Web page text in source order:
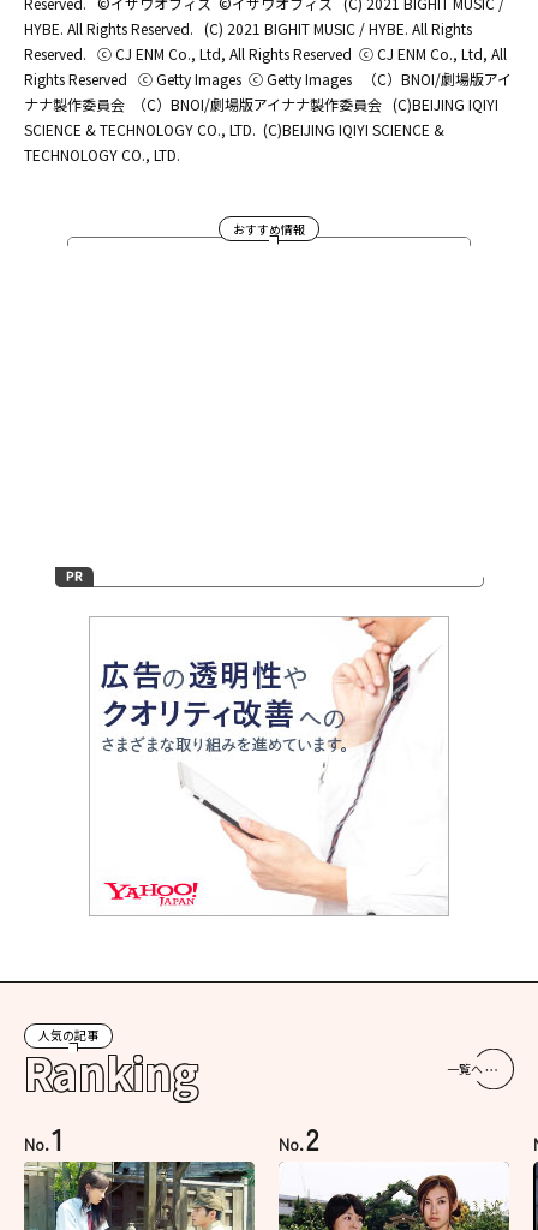
HYBE. All Rights Reserved. (C) 2021 BIGHIT MUSIC / HYBE. All Rights
Reserved. ⓒ CJ ENM Co., Ltd, All Rights Reserved ⓒ CJ ENM Co., Ltd, All
Rights Reserved ⓒ Getty Images ⓒ Getty Images
（C）BNOI/劇場版アイ
ナナ製作委員会
（C）BNOI/劇場版アイナナ製作委員会 (C)BEIJING IQIYI
SCIENCE & TECHNOLOGY CO., LTD. (C)BEIJING IQIYI SCIENCE &
TECHNOLOGY CO., LTD.
おすすめ情報
人気の記事
Ranking 一覧へ
No.1 No.2